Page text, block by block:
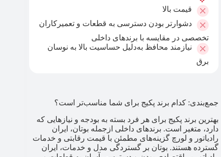
قیمت بالا
دشوارتر بودن دسترسی به قطعات و تعمیرکاران
تخصصی در مقایسه با برندهای داخلی
نیازمند محافظ به‌دلیل حساسیت بالا به نوسان
برق
جمع‌بندی: کدام برند پکیج برای شما مناسب‌تر است؟
بهترین برند پکیج برای هر فرد بسته به بودجه و نیازهایی که
دارد، متغیر است. برندهای داخلی ازجمله بوتان، ایران
رادیاتور و لورچ گزینه‌های مطمئن با قیمت رقابتی و خدمات
گسترده هستند. بوتان بر گستردگی مدل و خدمات، ایران